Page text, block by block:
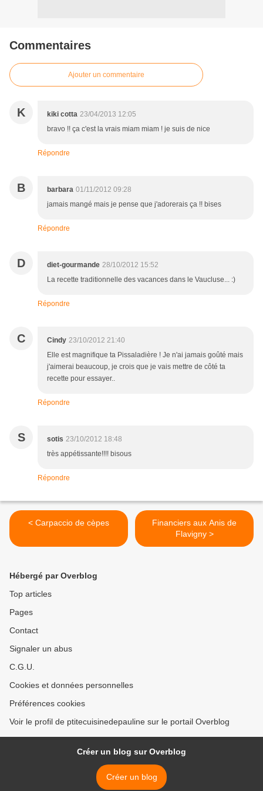
Commentaires
Ajouter un commentaire
K kiki cotta 23/04/2013 12:05
bravo !! ça c'est la vrais miam miam ! je suis de nice
Répondre
B barbara 01/11/2012 09:28
jamais mangé mais je pense que j'adorerais ça !! bises
Répondre
D diet-gourmande 28/10/2012 15:52
La recette traditionnelle des vacances dans le Vaucluse... :)
Répondre
C Cindy 23/10/2012 21:40
Elle est magnifique ta Pissaladière ! Je n'ai jamais goûté mais
j'aimerai beaucoup, je crois que je vais mettre de côté ta
recette pour essayer..
Répondre
S sotis 23/10/2012 18:48
très appétissante!!!! bisous
Répondre
< Carpaccio de cèpes
Financiers aux Anis de
Flavigny >
Hébergé par Overblog
Top articles
Pages
Contact
Signaler un abus
C.G.U.
Cookies et données personnelles
Préférences cookies
Voir le profil de ptitecuisinedepauline sur le portail Overblog
Créer un blog sur Overblog
Créer un blog